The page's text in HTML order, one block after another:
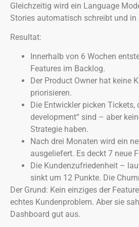
Gleichzeitig wird ein Language
Stories automatisch schreibt und in
Resultat:
Innerhalb von 6 Wochen
Features im Backlog.
Der Product Owner hat keine
priorisieren.
Die Entwickler picken Tickets,
development“ sind – aber
Strategie haben.
Nach drei Monaten wird ein
ausgeliefert. Es deckt 7 neue
Die Kundenzufriedenheit –
sinkt um 12 Punkte. Die
Der Grund: Kein einziges der
echtes Kundenproblem. Aber sie
Dashboard gut aus.